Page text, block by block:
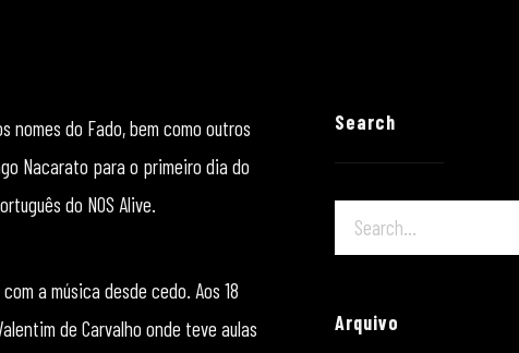
nomes do Fado, bem como outros
Nacarato para o primeiro dia do
do NOS Alive.
a música desde cedo. Aos 18
de Carvalho onde teve aulas
Search
Arquivo